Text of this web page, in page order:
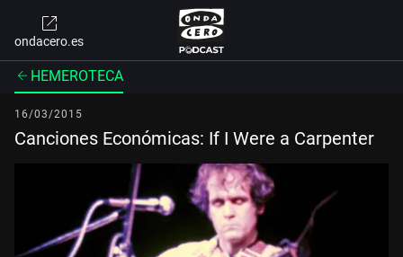
ondacero.es
HEMEROTECA
16/03/2015
Canciones Económicas: If I Were a Carpenter